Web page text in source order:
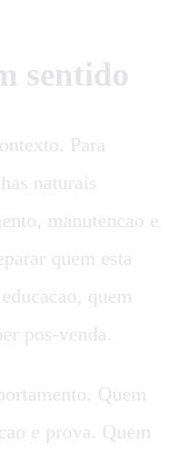
sentido
Para
naturais
manutencao e
quem esta
quem
pos-venda.
Quem
e prova. Quem